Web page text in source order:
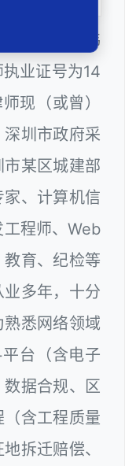
业于北京市炜
业证号为14
现（或曾）
圳市政府采
某区城建部
、计算机信
程师、Web
育、纪检等
多年，十分
悉网络领域
台（含电子
据合规、区
含工程质量
拆迁赔偿、